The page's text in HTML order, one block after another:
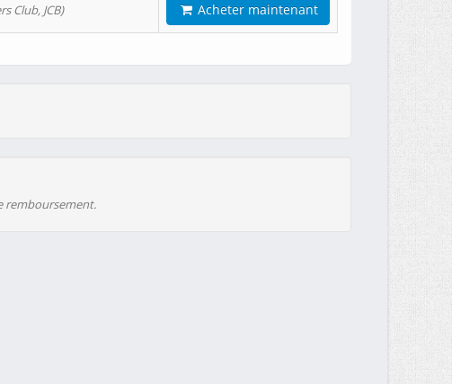
Club, JCB) Acheter maintenant
remboursement.